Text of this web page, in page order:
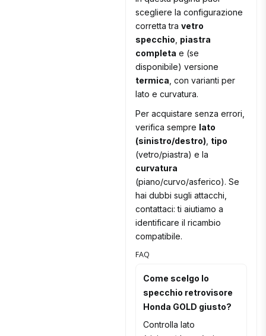
scegliere la configurazione
corretta travetro
specchio piastra
completa e (se
disponibile) versione
termica , con varianti per
lato e curvatura.
Per acquistare senza errori,
verifica sempre lato
(sinistro/destro) tipo
(vetro/piastra) e la
curvatura
(piano/curvo/asferico). Se
hai dubbi sugli attacchi,
contattaci: ti aiutiamo a
identificare il ricambio
compatibile.
FAQ
Come scelgo lo
specchio retrovisore
Honda GOLD giusto?
Controlla lato